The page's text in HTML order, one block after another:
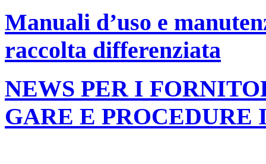
Manuali d’uso e
raccolta differenziata
NEWS PER I
GARE E PROCEDURE